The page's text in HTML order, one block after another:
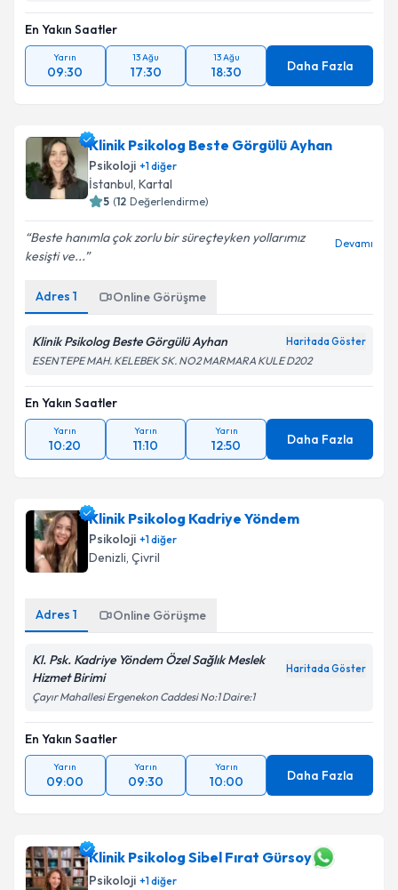
En Yakın Saatler
Yarın
09:30
13 Ağu
17:30
13 Ağu
18:30 Daha Fazla
Klinik Psikolog Beste Görgülü Ayhan
Psikoloji +1diğer
İstanbul, Kartal
5 (12 Değerlendirme)
Beste hanımla çok zorlu bir süreçteyken yollarımız
kesişti ve...
Devamı
Adres 1 Online Görüşme
Klinik Psikolog Beste Görgülü Ayhan Haritada Göster
ESENTEPE MAH. KELEBEK SK. NO2 MARMARA KULE D202
En Yakın Saatler
Yarın
10:20
Yarın
11:10
Yarın
12:50 Daha Fazla
Klinik Psikolog Kadriye Yöndem
Psikoloji +1diğer
Denizli, Çivril
Adres 1 Online Görüşme
Kl. Psk. Kadriye Yöndem Özel Sağlık Meslek
Hizmet Birimi
Haritada Göster
Çayır Mahallesi Ergenekon Caddesi No:1 Daire:1
En Yakın Saatler
Yarın
09:00
Yarın
09:30
Yarın
10:00 Daha Fazla
Klinik Psikolog Sibel Fırat Gürsoy
Psikoloji +1diğer